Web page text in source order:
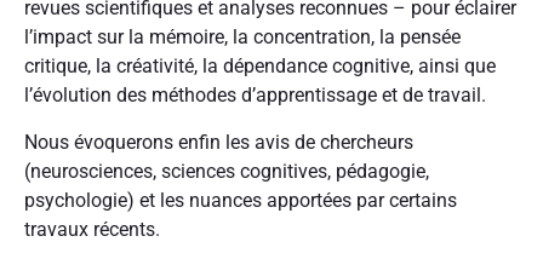
revues scientifiques et analyses reconnues – pour éclairer
l’impact sur la mémoire, la concentration, la pensée
critique, la créativité, la dépendance cognitive, ainsi que
l’évolution des méthodes d’apprentissage et de travail.
Nous évoquerons enfin les avis de chercheurs
(neurosciences, sciences cognitives, pédagogie,
psychologie) et les nuances apportées par certains
travaux récents.